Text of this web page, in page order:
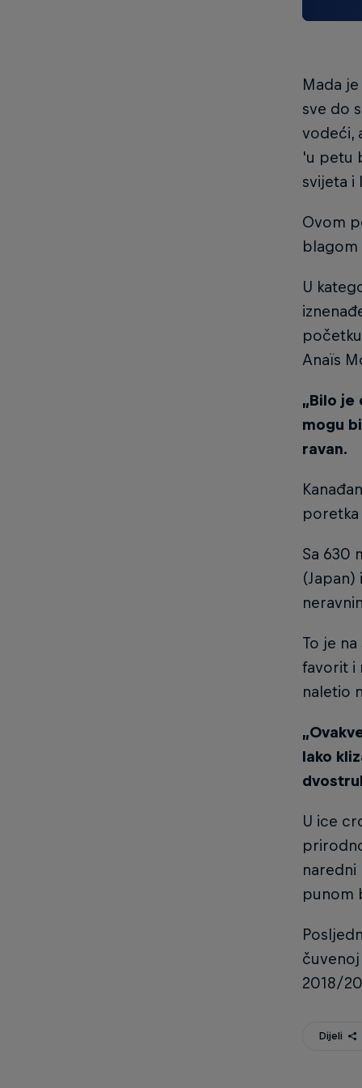
Mada
sve do
vodeći,
'u petu
svijeta i
Ovom
blagom
U
Anaïs
„Bilo je
mogu
ravan.
poretka
Sa 630
To je
favorit i
naletio
lako
U ice
naredni
punom
čuvenoj
2018/
Dijeli